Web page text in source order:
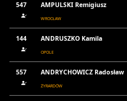
547 AMPULSKI Remigiusz
WROCŁAW
144 ANDRUSZKO Kamila
OPOLE
557 ANDRYCHOWICZ Radosław
ŻYRARDÓW